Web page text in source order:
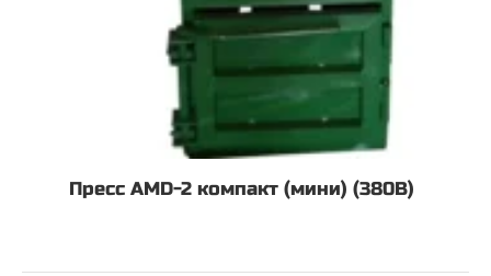
Пресс AMD-2 компакт (мини) (380В)